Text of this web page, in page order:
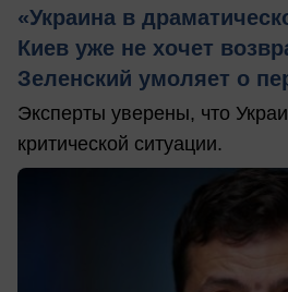
«Украина в
Киев уже не хочет
Зеленский умоляет о
Эксперты уверены, что
критической ситуации.